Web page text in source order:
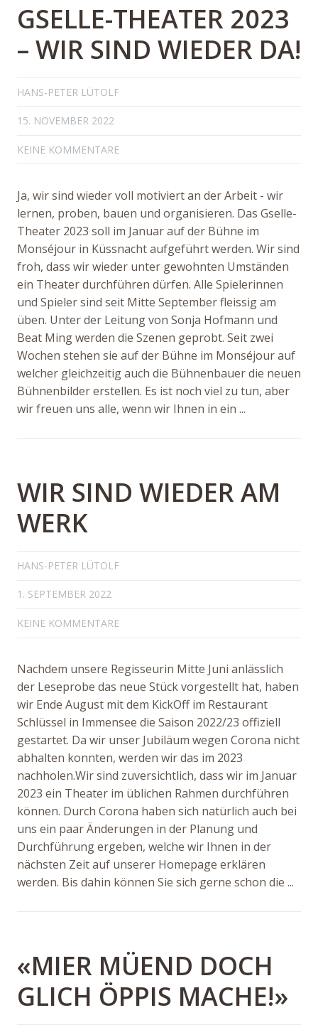
GSELLE-THEATER 2023
– WIR SIND WIEDER DA!
HANS-PETER LÜTOLF
15. NOVEMBER 2022
KEINE KOMMENTARE
Ja, wir sind wieder voll motiviert an der Arbeit - wir
lernen, proben, bauen und organisieren. Das Gselle-
Theater 2023 soll im Januar auf der Bühne im
Monséjour in Küssnacht aufgeführt werden. Wir sind
froh, dass wir wieder unter gewohnten Umständen
ein Theater durchführen dürfen. Alle Spielerinnen
und Spieler sind seit Mitte September fleissig am
üben. Unter der Leitung von Sonja Hofmann und
Beat Ming werden die Szenen geprobt. Seit zwei
Wochen stehen sie auf der Bühne im Monséjour auf
welcher gleichzeitig auch die Bühnenbauer die neuen
Bühnenbilder erstellen. Es ist noch viel zu tun, aber
wir freuen uns alle, wenn wir Ihnen in ein ...
WIR SIND WIEDER AM
WERK
HANS-PETER LÜTOLF
1. SEPTEMBER 2022
KEINE KOMMENTARE
Nachdem unsere Regisseurin Mitte Juni anlässlich
der Leseprobe das neue Stück vorgestellt hat, haben
wir Ende August mit dem KickOff im Restaurant
Schlüssel in Immensee die Saison 2022/23 offiziell
gestartet. Da wir unser Jubiläum wegen Corona nicht
abhalten konnten, werden wir das im 2023
nachholen.Wir sind zuversichtlich, dass wir im Januar
2023 ein Theater im üblichen Rahmen durchführen
können. Durch Corona haben sich natürlich auch bei
uns ein paar Änderungen in der Planung und
Durchführung ergeben, welche wir Ihnen in der
nächsten Zeit auf unserer Homepage erklären
werden. Bis dahin können Sie sich gerne schon die ...
«MIER MÜEND DOCH
GLICH ÖPPIS MACHE!»